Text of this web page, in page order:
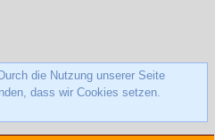
die Nutzung unserer Seite
dass wir Cookies setzen.